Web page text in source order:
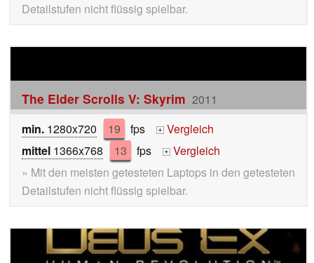
Detailstufen nicht flüssig spielbar.
The Elder Scrolls V: Skyrim 2011
min. 1280x720 19 fps +
Vergleich
mittel 1366x768 13 fps +
Vergleich
» Mit den meisten getesteten Laptops in den getesteten
Detailstufen nicht flüssig spielbar.